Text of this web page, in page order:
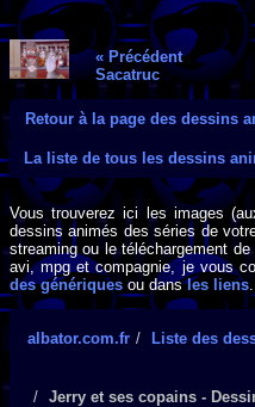
« Précédent
Sacatruc
Retour à la page des dessins
La liste de tous les dessins
Vous trouverez ici les images
dessins animés des séries de
streaming ou le téléchargement
avi, mpg et compagnie, je vous
des génériques ou dansles liens.
albator.com.fr Liste des
Jerry et ses copains -